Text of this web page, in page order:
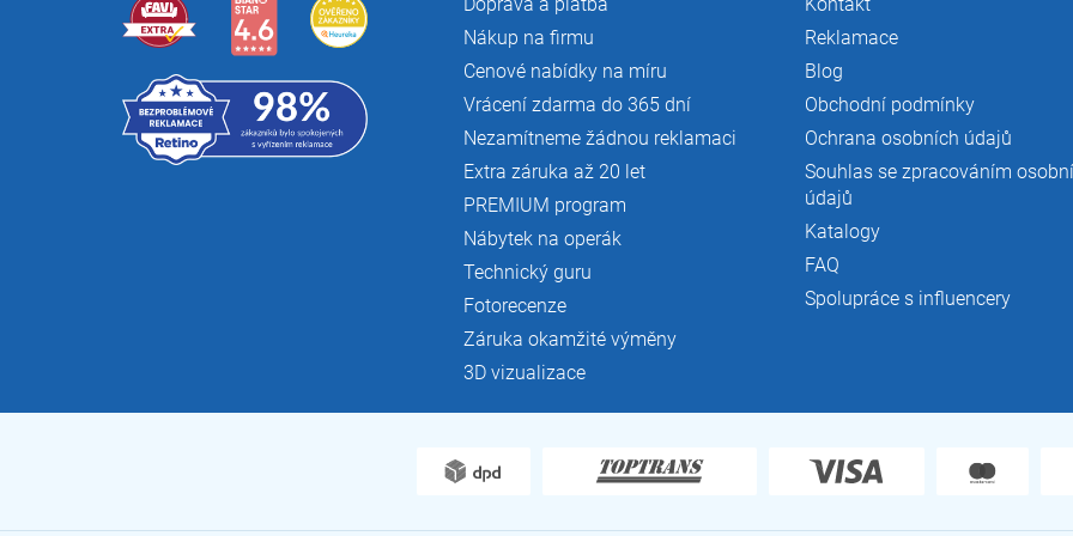
p
i
s
u
Nákup na firmu
Cenové nabídky na míru
Vrácení zdarma do 365 dní
Nezamítneme žádnou reklamaci
Extra záruka až 20 let
PREMIUM program
Nábytek na operák
Technický guru
Fotorecenze
Záruka okamžité výměny
3D vizualizace
Reklamace
Blog
Obchodní podmínky
Ochrana osobních údajů
Souhlas se zpracováním
údajů
Katalogy
FAQ
Spolupráce s influencery